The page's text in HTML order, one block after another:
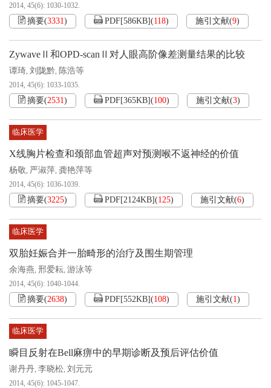
2014, 45(6): 1030-1032.
摘要(3331) PDF[586KB](118) 施引文献(9)
ZywaveⅡ和OPD-scanⅡ对人眼高阶像差测量结果的比较
谭琦, 刘陇黔, 陈浩等
2014, 45(6): 1033-1035.
摘要(2531) PDF[365KB](100) 施引文献(3)
临床医学
X线胸片检查和颈部血管超声对预测喉不返神经的价值
杨敬, 严淑萍, 龚艳萍等
2014, 45(6): 1036-1039.
摘要(3225) PDF[2124KB](125) 施引文献(6)
临床医学
双胎妊娠合并一胎畸形的治疗及围生期管理
余海燕, 邢爱耘, 游泳等
2014, 45(6): 1040-1044.
摘要(2638) PDF[552KB](108) 施引文献(1)
临床医学
瞬目反射在Bell麻痹中的早期诊断及预后评估价值
谢丹丹, 李晓松, 刘元元
2014, 45(6): 1045-1047.